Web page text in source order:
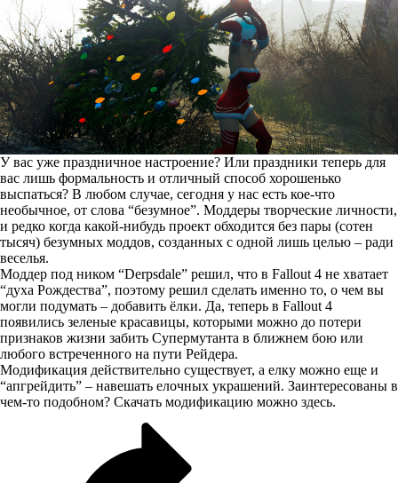
У вас уже праздничное настроение? Или праздники теперь для
вас лишь формальность и отличный способ хорошенько
выспаться? В любом случае, сегодня у нас есть кое-что
необычное, от слова “безумное”. Моддеры творческие личности,
и редко когда какой-нибудь проект обходится без пары (сотен
тысяч) безумных моддов, созданных с одной лишь целью – ради
веселья.
Моддер под ником “Derpsdale” решил, что в Fallout 4 не хватает
“духа Рождества”, поэтому решил сделать именно то, о чем вы
могли подумать – добавить ёлки. Да, теперь в Fallout 4
появились зеленые красавицы, которыми можно до потери
признаков жизни забить Супермутанта в ближнем бою или
любого встреченного на пути Рейдера.
Модификация действительно существует, а елку можно еще и
“апгрейдить” – навешать елочных украшений. Заинтересованы в
чем-то подобном? Скачать модификацию можно здесь.